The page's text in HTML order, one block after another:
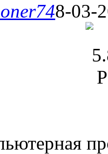
8-03-